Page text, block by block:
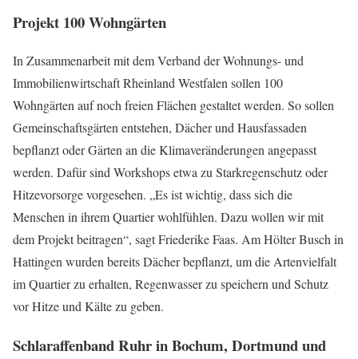
Projekt 100 Wohngärten
In Zusammenarbeit mit dem Verband der Wohnungs- und
Immobilienwirtschaft Rheinland Westfalen sollen 100
Wohngärten auf noch freien Flächen gestaltet werden. So sollen
Gemeinschaftsgärten entstehen, Dächer und Hausfassaden
bepflanzt oder Gärten an die Klimaveränderungen angepasst
werden. Dafür sind Workshops etwa zu Starkregenschutz oder
Hitzevorsorge vorgesehen. „Es ist wichtig, dass sich die
Menschen in ihrem Quartier wohlfühlen. Dazu wollen wir mit
dem Projekt beitragen“, sagt Friederike Faas. Am Hölter Busch in
Hattingen wurden bereits Dächer bepflanzt, um die Artenvielfalt
im Quartier zu erhalten, Regenwasser zu speichern und Schutz
vor Hitze und Kälte zu geben.
Schlaraffenband Ruhr in Bochum, Dortmund und